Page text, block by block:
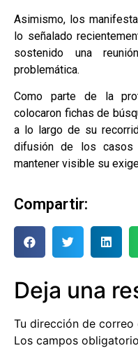
Asimismo, los
lo señalado
sostenido una
problemática.
Como parte de la
colocaron fichas de
a lo largo de su
difusión de los casos
mantener visible su
Compartir:
Deja una
Tu dirección de
Los campos